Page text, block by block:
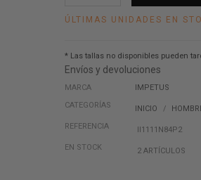
ÚLTIMAS UNIDADES EN
* Las tallas no disponibles pueden
Envíos y devoluciones
MARCA
IMPETUS
CATEGORÍAS
INICIO
REFERENCIA
II1111N84P2
EN STOCK
2 ARTÍCULOS